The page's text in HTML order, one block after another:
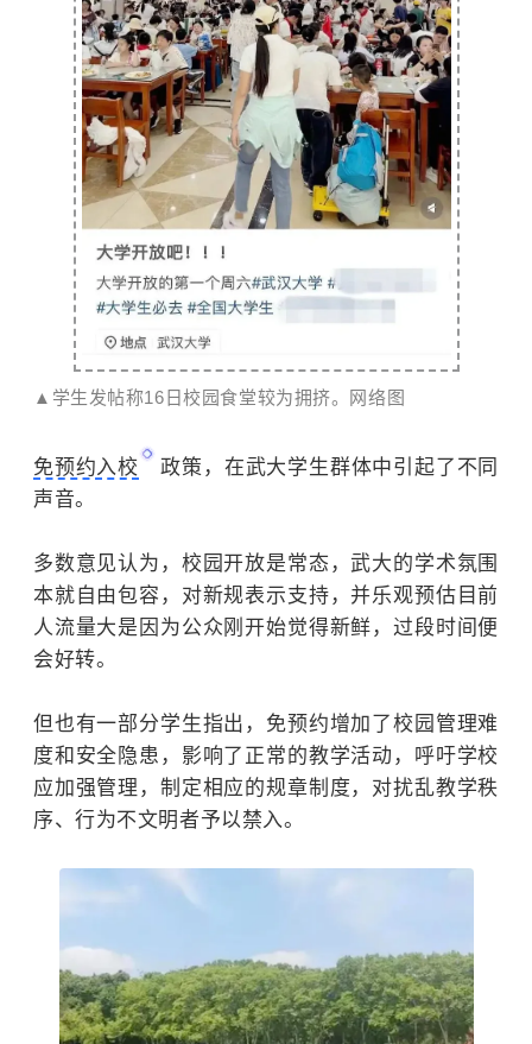
▲学生发帖称16日校园食堂较为拥挤。网络图
免预约入校
政策，在武大学生群体中引起了不同
声音。
多数意见认为，校园开放是常态，武大的学术氛围
本就自由包容，对新规表示支持，并乐观预估目前
人流量大是因为公众刚开始觉得新鲜，过段时间便
会好转。
但也有一部分学生指出，免预约增加了校园管理难
度和安全隐患，影响了正常的教学活动，呼吁学校
应加强管理，制定相应的规章制度，对扰乱教学秩
序、行为不文明者予以禁入。